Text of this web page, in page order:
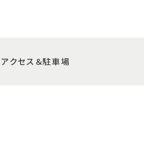
アクセス＆駐車場